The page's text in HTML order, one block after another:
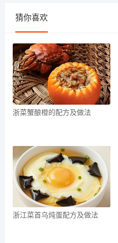
猜你喜欢
浙菜蟹酿橙的配方及做法
浙江菜首乌炖蛋配方及做法